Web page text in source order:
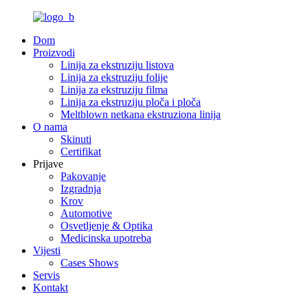
Dom
Proizvodi
Linija za ekstruziju listova
Linija za ekstruziju folije
Linija za ekstruziju filma
Linija za ekstruziju ploča i ploča
Meltblown netkana ekstruziona linija
O nama
Skinuti
Certifikat
Prijave
Pakovanje
Izgradnja
Krov
Automotive
Osvetljenje & Optika
Medicinska upotreba
Vijesti
Cases Shows
Servis
Kontakt